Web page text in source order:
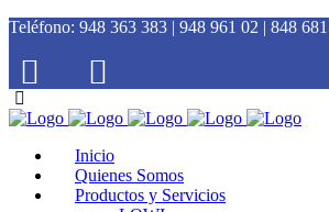
Teléfono: 948 363 383 | 948 961 02 | 848
Inicio
Quienes Somos
Productos y Servicios